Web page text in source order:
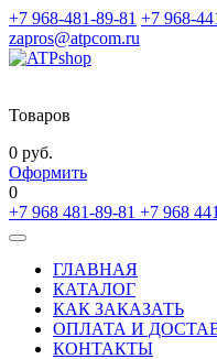
+7 968-481-89-81 +7 968-
zapros@atpcom.ru
Товаров
0 руб.
Оформить
0
+7 968 481-89-81 +7 968
Toggle
navigationГЛАВНАЯ
КАТАЛОГ
КАК ЗАКАЗАТЬ
ОПЛАТА И
КОНТАКТЫ